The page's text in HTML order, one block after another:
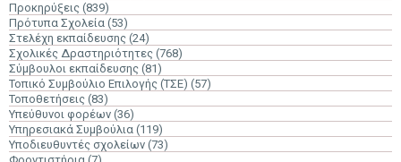
Προκηρύξεις (839)
Πρότυπα Σχολεία (53)
Στελέχη εκπαίδευσης (24)
Σχολικές Δραστηριότητες (768)
Σύμβουλοι εκπαίδευσης (81)
Τοπικό Συμβούλιο Επιλογής (ΤΣΕ) (57)
Τοποθετήσεις (83)
Υπεύθυνοι φορέων (36)
Υπηρεσιακά Συμβούλια (119)
Υποδιευθυντές σχολείων (73)